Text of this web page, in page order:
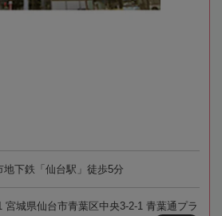
地下鉄「仙台駅」徒歩5分
宮城県仙台市青葉区中央3-2-1 青葉通プラ